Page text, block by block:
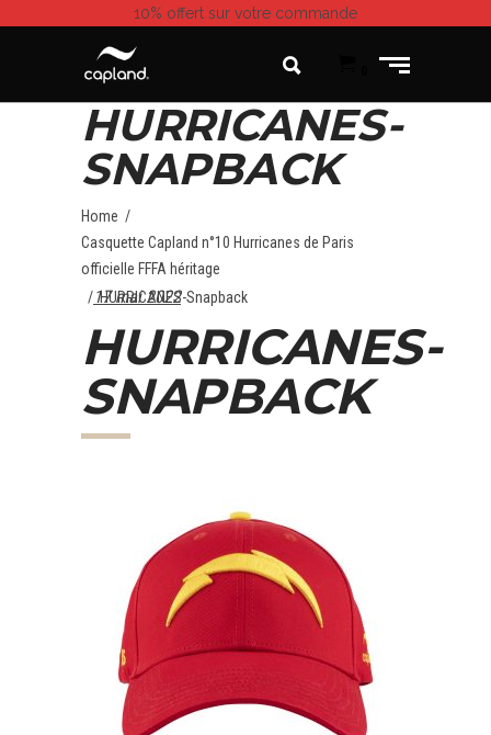
10% offert sur votre commande
HURRICANES-
SNAPBACK
Home /
Casquette Capland n°10 Hurricanes de Paris
officielle FFFA héritage
/HURRICANES-Snapback
17 mai 2022
HURRICANES-
SNAPBACK